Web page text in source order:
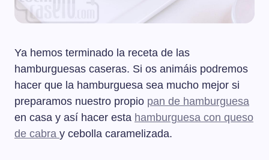
Ya hemos terminado la receta de las
hamburguesas caseras. Si os animáis podremos
hacer que la hamburguesa sea mucho mejor si
preparamos nuestro propio pan de hamburguesa
en casa y así hacer esta hamburguesa con queso
de cabra y cebolla caramelizada.